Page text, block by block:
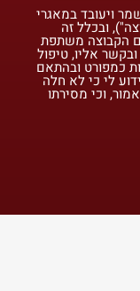
ויעובד במאגרי
ובכלל זה
הקבוצה משתפת
אליו, טיפול
כמפורט ובהתאם
לי כי לא חלה
וכי מסירתו